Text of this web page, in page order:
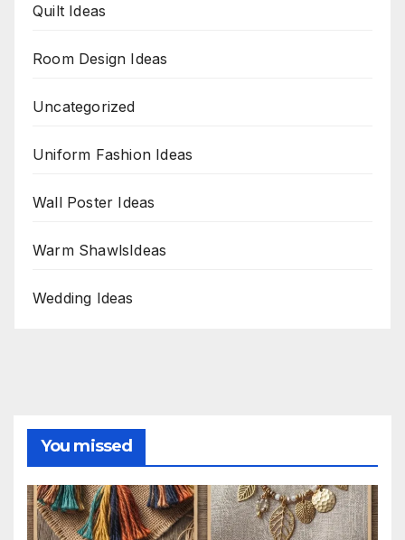
Quilt Ideas
Room Design Ideas
Uncategorized
Uniform Fashion Ideas
Wall Poster Ideas
Warm ShawlsIdeas
Wedding Ideas
You missed